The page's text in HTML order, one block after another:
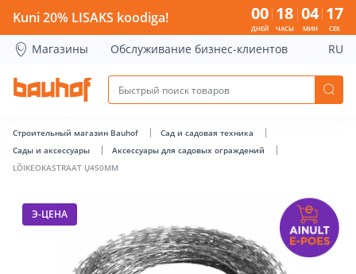
LÕIKEOKASTRAAT Ų450MM - Bauhof has loaded
Kuni 20% LISAKS koodiga! 00
ДНЕЙ
18
ЧАСЫ
04
МИН
17
СЕК
Магазины Обслуживание бизнес-клиентов RU
Строительный магазин Bauhof
Сад и садовая техника
Сады и аксессуары
Аксессуары для садовых ограждений
LÕIKEOKASTRAAT Ų450MM
Э-ЦЕНА